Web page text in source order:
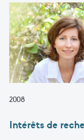
2008
Intérêts de